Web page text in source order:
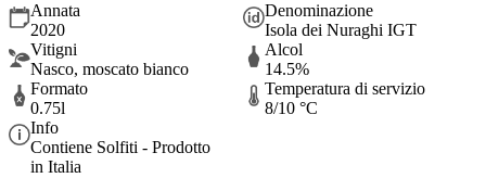
Annata
2020
Denominazione
Isola dei Nuraghi IGT
Vitigni
Nasco, moscato bianco
Alcol
14.5%
Formato
0.75l
Temperatura di servizio
8/10 °C
Info
Contiene Solfiti - Prodotto
in Italia